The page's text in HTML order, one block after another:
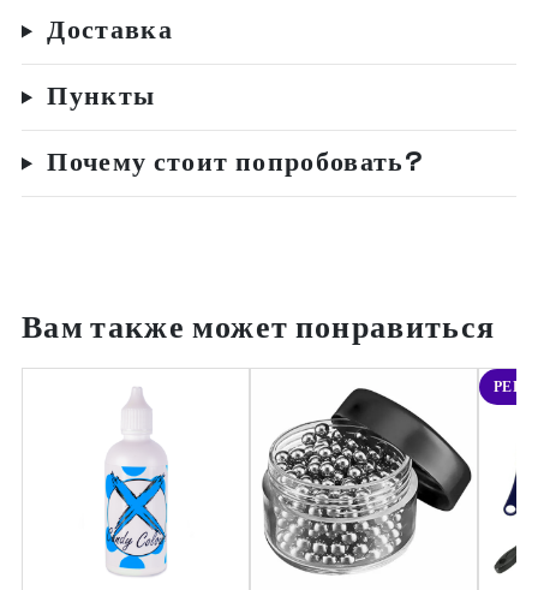
Доставка
Пункты
Почему стоит попробовать?
Вам также может понравиться